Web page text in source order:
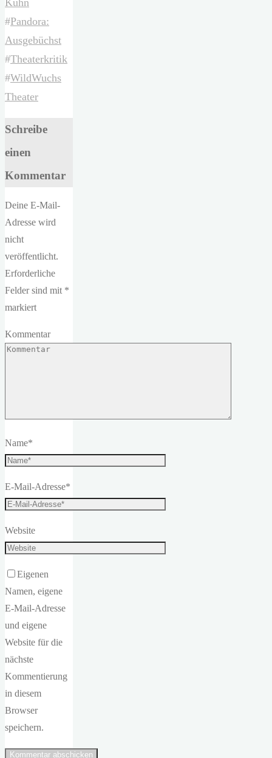
Kuhn
#Pandora:
Ausgebüchst
#Theaterkritik
#WildWuchs
Theater
Schreibe
einen
Kommentar
Deine E-Mail-
Adresse wird
nicht
veröffentlicht.
Erforderliche
Felder sind mit *
markiert
Kommentar
Name*
E-Mail-Adresse*
Website
Eigenen
Namen, eigene
E-Mail-Adresse
und eigene
Website für die
nächste
Kommentierung
in diesem
Browser
speichern.